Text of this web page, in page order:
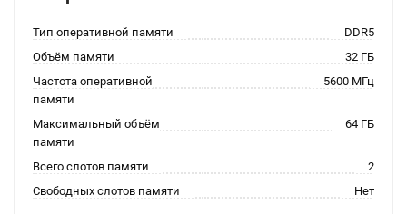
Тип оперативной памяти
DDR5
Объём памяти
32 ГБ
Частота оперативной
памяти
5600 МГц
Максимальный объём
памяти
64 ГБ
Всего слотов памяти
2
Свободных слотов памяти
Нет